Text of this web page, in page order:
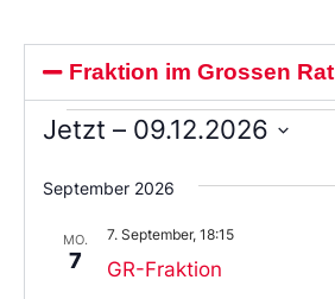
Fraktion im Grossen Rat
Jetzt – 09.12.2026
Sie
das
aus.
September 2026
MO.
7 GR-Fraktion
7. September, 18:15